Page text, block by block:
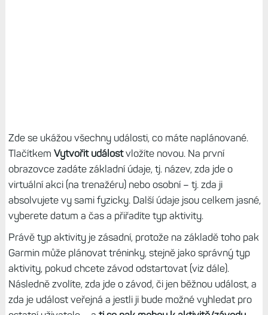
Zde se ukážou všechny události, co máte naplánované.
Tlačítkem Vytvořit událostvložíte novou. Na první
obrazovce zadáte základní údaje, tj. název, zda jde o
virtuální akci (na trenažéru) nebo osobní – tj. zda ji
absolvujete vy sami fyzicky. Další údaje jsou celkem jasné,
vyberete datum a čas a přiřadíte typ aktivity.
Právě typ aktivity je zásadní, protože na základě toho pak
Garmin může plánovat tréninky, stejně jako správný typ
aktivity, pokud chcete závod odstartovat (viz dále).
Následně zvolíte, zda jde o závod, či jen běžnou událost, a
zda je událost veřejná a jestli ji bude možné vyhledat pro